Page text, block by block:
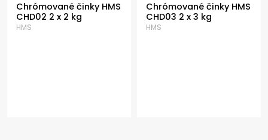
Chrómované činky HMS
CHD02 2 x 2 kg
HMS
Chrómované činky HMS
CHD03 2 x 3 kg
HMS